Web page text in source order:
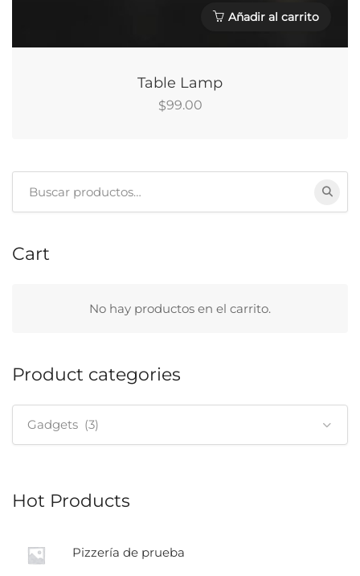
Añadir al carrito
Table Lamp
$99.00
Cart
No hay productos en el carrito.
Product categories
Gadgets (3)
Hot Products
Pizzería de prueba